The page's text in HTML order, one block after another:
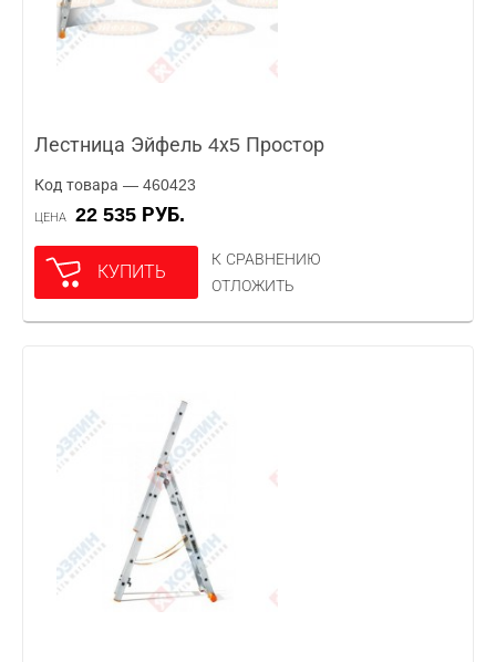
Лестница Эйфель 4х5 Простор
Код товара — 460423
ЦЕНА 22 535 РУБ.
КУПИТЬ
К СРАВНЕНИЮ
ОТЛОЖИТЬ